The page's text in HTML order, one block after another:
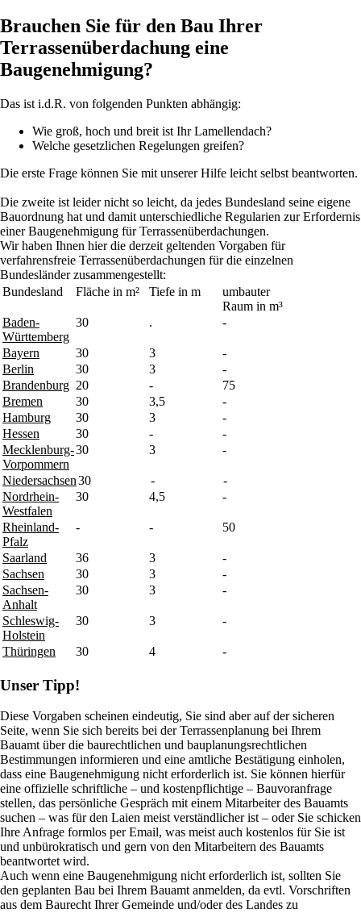
Brauchen Sie für den Bau Ihrer
Terrassenüberdachung eine
Baugenehmigung?​
Das ist i.d.R. von folgenden Punkten abhängig:
Wie groß, hoch und breit ist Ihr Lamellendach?
Welche gesetzlichen Regelungen greifen?
Die erste Frage können Sie mit unserer Hilfe leicht selbst beantworten.
Die zweite ist leider nicht so leicht, da jedes Bundesland seine eigene
Bauordnung hat und damit unterschiedliche Regularien zur Erfordernis
einer Baugenehmigung für Terrassenüberdachungen.
Wir haben Ihnen hier die derzeit geltenden Vorgaben für
verfahrensfreie Terrassenüberdachungen für die einzelnen
Bundesländer zusammengestellt:
Bundesland
Fläche in m² Tiefe in m
umbauter
Raum in m³
Baden-
Württemberg
30 . -
Bayern 30 3
-
Berlin
30 3
-
Brandenburg 20 -
75
Bremen
30 3,5
-
Hamburg
30 3
-
Hessen
30 -
-
Mecklenburg-
Vorpommern
30 3 -
Niedersachsen30 -
-
Nordrhein-
Westfalen
30 4,5 -
Rheinland-
Pfalz
- - 50
Saarland 36 3
-
Sachsen
30 3
-
Sachsen-
Anhalt
30 3 -
Schleswig-
Holstein
30 3 -
Thüringen 30 4 -
Unser Tipp!​
Diese Vorgaben scheinen eindeutig, Sie sind aber auf der sicheren
Seite, wenn Sie sich bereits bei der Terrassenplanung bei Ihrem
Bauamt über die baurechtlichen und bauplanungsrechtlichen
Bestimmungen informieren und eine amtliche Bestätigung einholen,
dass eine Baugenehmigung nicht erforderlich ist. Sie können hierfür
eine offizielle schriftliche – und kostenpflichtige – Bauvoranfrage
stellen, das persönliche Gespräch mit einem Mitarbeiter des Bauamts
suchen – was für den Laien meist verständlicher ist – oder Sie schicken
Ihre Anfrage formlos per Email, was meist auch kostenlos für Sie ist
und unbürokratisch und gern von den Mitarbeitern des Bauamts
beantwortet wird.
Auch wenn eine Baugenehmigung nicht erforderlich ist, sollten Sie
den geplanten Bau bei Ihrem Bauamt anmelden, da evtl. Vorschriften
aus dem Baurecht Ihrer Gemeinde und/oder des Landes zu